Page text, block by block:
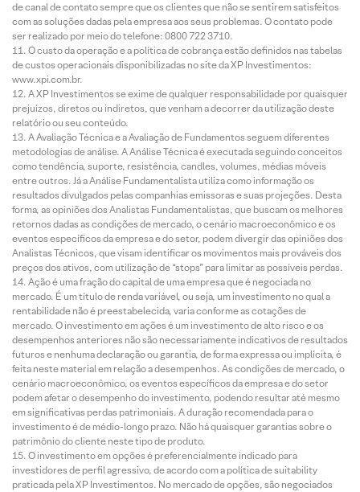
de canal de contato sempre que os clientes que não se sentirem satisfeitos
com as soluções dadas pela empresa aos seus problemas. O contato pode
ser realizado por meio do telefone: 0800 722 3710.
O custo da operação e a política de cobrança estão definidos nas tabelas
de custos operacionais disponibilizadas no site da XP Investimentos:
www.xpi.com.br.
A XP Investimentos se exime de qualquer responsabilidade por quaisquer
prejuízos, diretos ou indiretos, que venham a decorrer da utilização deste
relatório ou seu conteúdo.
A Avaliação Técnica e a Avaliação de Fundamentos seguem diferentes
metodologias de análise. A Análise Técnica é executada seguindo conceitos
como tendência, suporte, resistência, candles, volumes, médias móveis
entre outros. Já a Análise Fundamentalista utiliza como informação os
resultados divulgados pelas companhias emissoras e suas projeções. Desta
forma, as opiniões dos Analistas Fundamentalistas, que buscam os melhores
retornos dadas as condições de mercado, o cenário macroeconômico e os
eventos específicos da empresa e do setor, podem divergir das opiniões dos
Analistas Técnicos, que visam identificar os movimentos mais prováveis dos
preços dos ativos, com utilização de “stops” para limitar as possíveis perdas.
Ação é uma fração do capital de uma empresa que é negociada no
mercado. É um título de renda variável, ou seja, um investimento no qual a
rentabilidade não é preestabelecida, varia conforme as cotações de
mercado. O investimento em ações é um investimento de alto risco e os
desempenhos anteriores não são necessariamente indicativos de resultados
futuros e nenhuma declaração ou garantia, de forma expressa ou implícita, é
feita neste material em relação a desempenhos. As condições de mercado, o
cenário macroeconômico, os eventos específicos da empresa e do setor
podem afetar o desempenho do investimento, podendo resultar até mesmo
em significativas perdas patrimoniais. A duração recomendada para o
investimento é de médio-longo prazo. Não há quaisquer garantias sobre o
patrimônio do cliente neste tipo de produto.
O investimento em opções é preferencialmente indicado para
investidores de perfil agressivo, de acordo com a política de suitability
praticada pela XP Investimentos. No mercado de opções, são negociados